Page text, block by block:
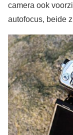
camera ook
autofocus, beide